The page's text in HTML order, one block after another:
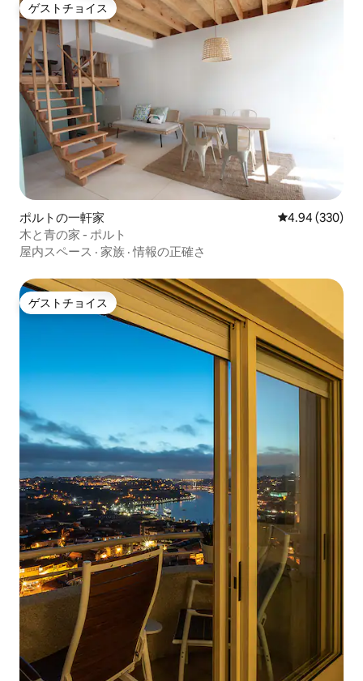
ゲストチョイス
ゲストチョイス
ポルトの一軒家 レビュー330
4.94 (330)
木と青の家 - ポルト
屋内スペース · 家族 ·情報の正確さ
ゲストチョイス
ゲストチョイス